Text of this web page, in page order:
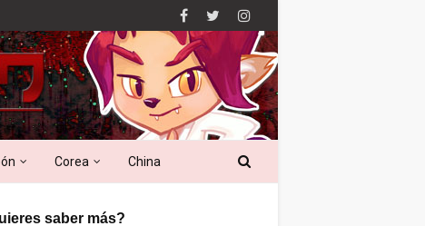
Corea China
saber más?